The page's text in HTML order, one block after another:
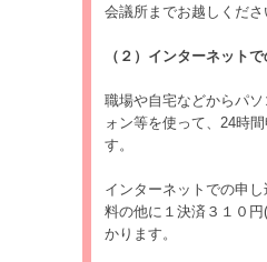
会議所までお越しくださ
（２）インターネット
職場や自宅などからパ
ォン等を使って、24時
す。
インターネットでの申
料の他に１決済３１０
かります。